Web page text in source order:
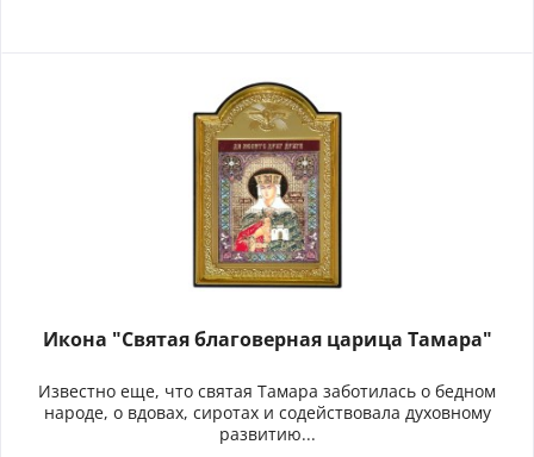
Икона "Святая благоверная царица Тамара"
Известно еще, что святая Тамара заботилась о бедном
народе, о вдовах, сиротах и содействовала духовному
развитию...